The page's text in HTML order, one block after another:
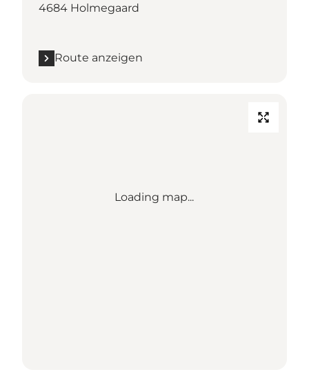
4684 Holmegaard
Route anzeigen
Loading map...